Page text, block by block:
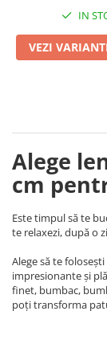
IN
VEZI
Alege
cm
Este timpul să te
te relaxezi, după o
Alege să te
impresionante și
finet, bumbac,
poți transforma